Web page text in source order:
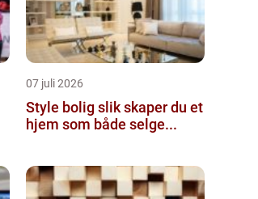
07 juli 2026
Style bolig slik skaper du et
hjem som både selge...